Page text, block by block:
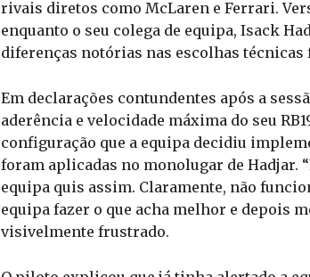
rivais diretos como McLaren e Ferrari.
enquanto o seu colega de equipa, Isack
diferenças notórias nas escolhas técnicas
Em declarações contundentes após a
aderência e velocidade máxima do seu
configuração que a equipa decidiu
foram aplicadas no monolugar de Hadjar.
equipa quis assim. Claramente, não
equipa fazer o que acha melhor e depois
visivelmente frustrado.